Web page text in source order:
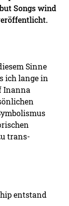
Songs wind
Sinne
ich lange in
Inanna
trans-
entstand